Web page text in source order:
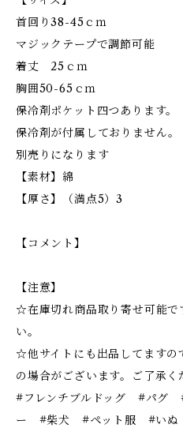
首回り38-45ｃｍ
マジックテープで調節可能
着丈 25ｃｍ
胸囲50-65ｃｍ
保冷剤ポケット四つあります。
保冷剤が付属しておりません。
別売りになります
【素材】綿
【厚さ】（満点5）3
【コメント】
【注意】
☆在庫切れ商品取り寄せ可能で
い。
☆他サイトにも出品してますの
の場合がございます。ご了承く
#フレンチブルドッグ #パグ
ー #柴犬 #ペット服 #いぬ